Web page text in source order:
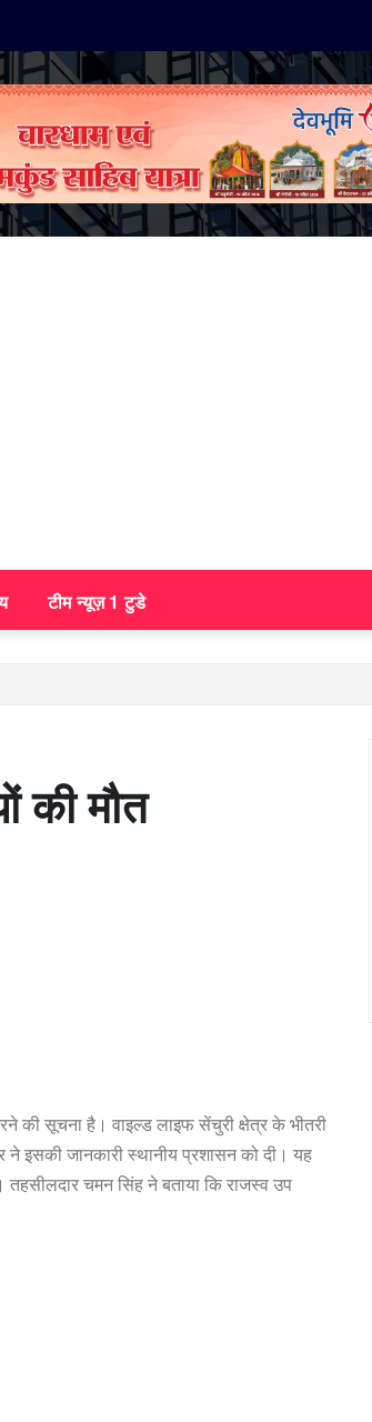
टीम न्यूज़ 1 टुडे
की मौत
की सूचना है। वाइल्ड लाइफ सेंचुरी क्षेत्र के भीतरी
ने इसकी जानकारी स्थानीय प्रशासन को दी। यह
तहसीलदार चमन सिंह ने बताया कि राजस्व उप